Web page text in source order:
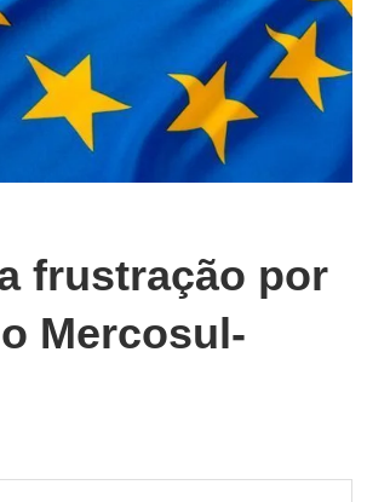
frustração por
Mercosul-